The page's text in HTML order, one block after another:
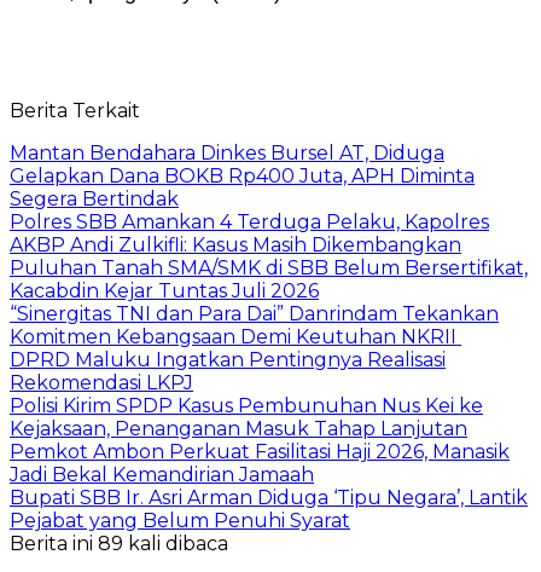
Berita Terkait
Mantan Bendahara Dinkes Bursel AT, Diduga
Gelapkan Dana BOKB Rp400 Juta, APH Diminta
Segera Bertindak
Polres SBB Amankan 4 Terduga Pelaku, Kapolres
AKBP Andi Zulkifli: Kasus Masih Dikembangkan
Puluhan Tanah SMA/SMK di SBB Belum Bersertifikat,
Kacabdin Kejar Tuntas Juli 2026
“Sinergitas TNI dan Para Dai” Danrindam Tekankan
Komitmen Kebangsaan Demi Keutuhan NKRII ‎
DPRD Maluku Ingatkan Pentingnya Realisasi
Rekomendasi LKPJ
Polisi Kirim SPDP Kasus Pembunuhan Nus Kei ke
Kejaksaan, Penanganan Masuk Tahap Lanjutan
Pemkot Ambon Perkuat Fasilitasi Haji 2026, Manasik
Jadi Bekal Kemandirian Jamaah
Bupati SBB Ir. Asri Arman Diduga ‘Tipu Negara’, Lantik
Pejabat yang Belum Penuhi Syarat
Berita ini 89 kali dibaca